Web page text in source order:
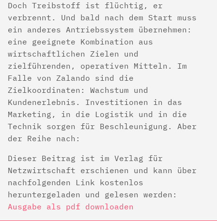
Doch Treibstoff ist flüchtig, er
verbrennt. Und bald nach dem Start muss
ein anderes Antriebssystem übernehmen:
eine geeignete Kombination aus
wirtschaftlichen Zielen und
zielführenden, operativen Mitteln. Im
Falle von Zalando sind die
Zielkoordinaten: Wachstum und
Kundenerlebnis. Investitionen in das
Marketing, in die Logistik und in die
Technik sorgen für Beschleunigung. Aber
der Reihe nach:
Dieser Beitrag ist im Verlag für
Netzwirtschaft erschienen und kann über
nachfolgenden Link kostenlos
heruntergeladen und gelesen werden:
Ausgabe als pdf downloaden